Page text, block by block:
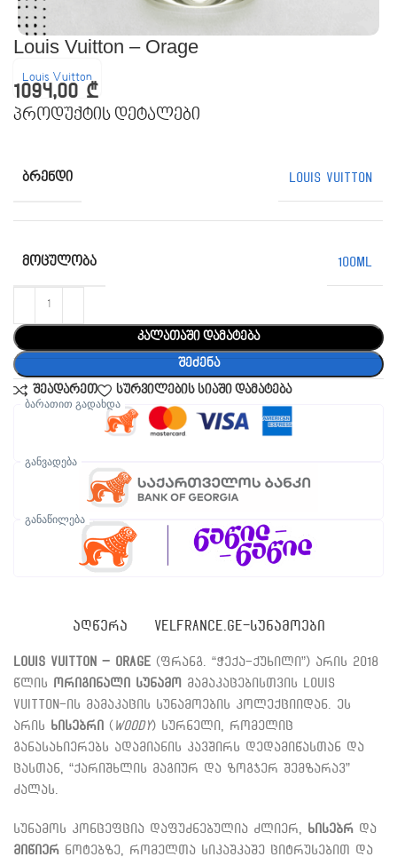
Louis Vuitton – Orage
Louis Vuitton
1094,00 ₾
პროდუქტის დეტალები
ᲑᲠᲔᲜᲓᲘ Louis Vuitton
ᲛᲝᲪᲣᲚᲝᲑᲐ 100ML
კალათაში დამატება
შეძენა
შეადარეთ სურვილების სიაში დამატება
ბარათით გადახდა
განვადება
განაწილება
ᲐᲦᲬᲔᲠᲐ VELFRANCE.GE-ᲡᲣᲜᲐᲛᲝᲔᲑᲘ
Louis Vuitton – Orage (ფრანგ. “ჭექა-ქუხილი”) არის 2018
წლის
ორიგინალი სუნამო
მამაკაცებისთვის Louis
Vuitton-ის მამაკაცის სუნამოების კოლექციიდან. ეს
არის ხისებრი ( Woody) სურნელი, რომელიც
განასახიერებს ადამიანის კავშირს დედამიწასთან და
ცასთან, “ქარიშხლის მაგიურ და ზოგჯერ შემზარავ”
ძალას.
სუნამოს კონცეფცია დაფუძნებულია ძლიერ, ხისებრ და
მიწიერ ნოტებზე, რომელთა სიკაშკაშე ციტრუსებით და